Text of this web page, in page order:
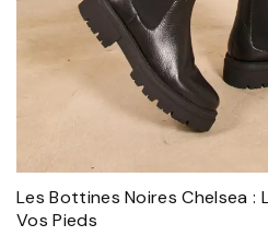
Les Bottines Noires Chelsea :
Vos Pieds